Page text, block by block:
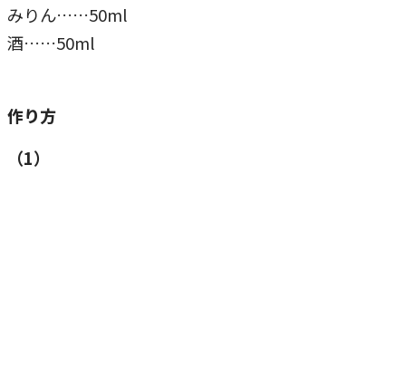
みりん……50ml
酒……50ml
作り方
（1）